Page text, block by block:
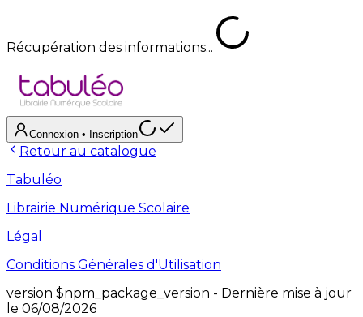
Récupération des informations...
Connexion • Inscription
Retour au catalogue
Tabuléo
Librairie Numérique Scolaire
Légal
Conditions Générales d'Utilisation
version $npm_package_version - Dernière mise à jour
le 06/08/2026